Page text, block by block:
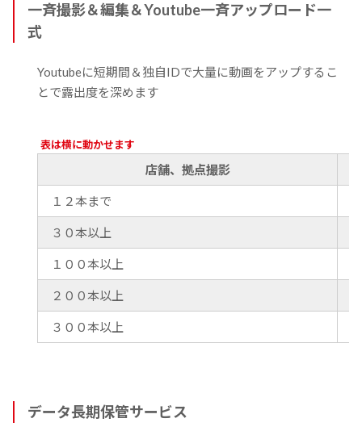
一斉撮影＆編集＆Youtube一斉アップロード一
式
Youtubeに短期間＆独自IDで大量に動画をアップするこ
とで露出度を深めます
表は横に動かせます
店舗、拠点撮影
１２本まで
３０本以上
１００本以上
２００本以上
３００本以上
データ長期保管サービス